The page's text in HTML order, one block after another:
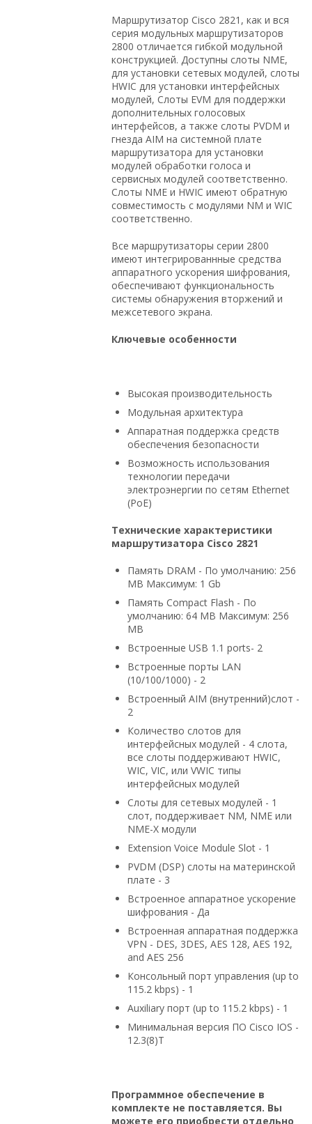
Маршрутизатор Cisco 2821, как и вся
серия модульных маршрутизаторов
2800 отличается гибкой модульной
конструкцией. Доступны слоты NME,
для установки сетевых модулей, слоты
HWIC для установки интерфейсных
модулей, Слоты EVM для поддержки
дополнительных голосовых
интерфейсов, а также слоты PVDM и
гнезда AIM на системной плате
маршрутизатора для установки
модулей обработки голоса и
сервисных модулей соответственно.
Слоты NME и HWIC имеют обратную
совместимость с модулями NM и WIC
соответственно.
Все маршрутизаторы серии 2800
имеют интегрированнные средства
аппаратного ускорения шифрования,
обеспечивают функциональность
системы обнаружения вторжений и
межсетевого экрана.
Ключевые особенности
Высокая производительность
Модульная архитектура
Аппаратная поддержка средств
обеспечения безопасности
Возможность использования
технологии передачи
электроэнергии по сетям Ethernet
(PoE)
Технические характеристики
маршрутизатора Cisco 2821
Память DRAM - По умолчанию: 256
MB Максимум: 1 Gb
Память Compact Flash - По
умолчанию: 64 MB Максимум: 256
MB
Встроенные USB 1.1 ports- 2
Встроенные порты LAN
(10/100/1000) - 2
Встроенный AIM (внутренний)слот -
2
Количество слотов для
интерфейсных модулей - 4 слота,
все слоты поддерживают HWIC,
WIC, VIC, или VWIC типы
интерфейсных модулей
Слоты для сетевых модулей - 1
слот, поддерживает NM, NME или
NME-X модули
Extension Voice Module Slot - 1
PVDM (DSP) слоты на материнской
плате - 3
Встроенное аппаратное ускорение
шифрования - Да
Встроенная аппаратная поддержка
VPN - DES, 3DES, AES 128, AES 192,
and AES 256
Консольный порт управления (up to
115.2 kbps) - 1
Auxiliary порт (up to 115.2 kbps) - 1
Минимальная версия ПО Cisco IOS -
12.3(8)T
Программное обеспечение в
комплекте не поставляется. Вы
можете его приобрести отдельно